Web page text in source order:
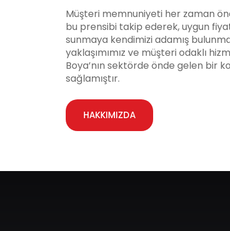
Müşteri memnuniyeti her zaman
bu prensibi takip ederek, uygun
sunmaya kendimizi adamış
yaklaşımımız ve müşteri odaklı
Boya’nın sektörde önde gelen bir
sağlamıştır.
HAKKIMIZDA